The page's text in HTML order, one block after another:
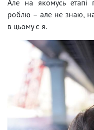
Але на якомусь етапі
роблю – але не знаю,
в цьому є я.